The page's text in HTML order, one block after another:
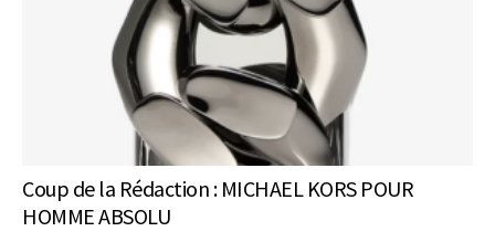
Coup de la Rédaction : MICHAEL KORS POUR
HOMME ABSOLU